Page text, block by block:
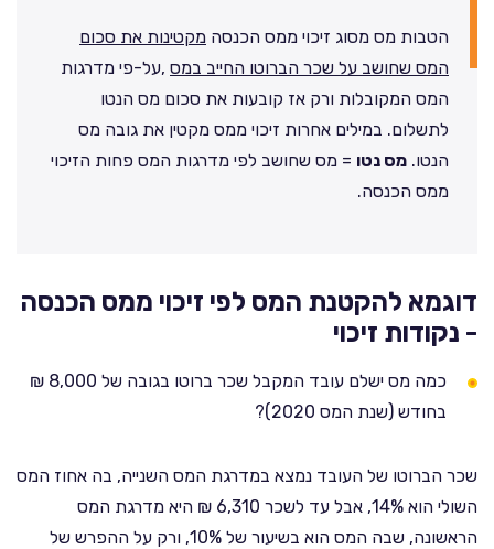
הטבות מס מסוג זיכוי ממס הכנסה מקטינות את סכום
המס שחושב על שכר הברוטו החייב במס ,על-פי מדרגות
המס המקובלות ורק אז קובעות את סכום מס הנטו
לתשלום. במילים אחרות זיכוי ממס מקטין את גובה מס
הנטו. מס נטו = מס שחושב לפי מדרגות המס פחות הזיכוי
ממס הכנסה.
דוגמא להקטנת המס לפי זיכוי ממס הכנסה
- נקודות זיכוי
כמה מס ישלם עובד המקבל שכר ברוטו בגובה של 8,000 ₪
בחודש (שנת המס 2020)?
שכר הברוטו של העובד נמצא במדרגת המס השנייה, בה אחוז המס
השולי הוא 14%, אבל עד לשכר 6,310 ₪ היא מדרגת המס
הראשונה, שבה המס הוא בשיעור של 10%, ורק על ההפרש של